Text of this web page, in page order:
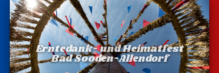
Erntedank- und Heimatfest
Bad Sooden-Allendorf